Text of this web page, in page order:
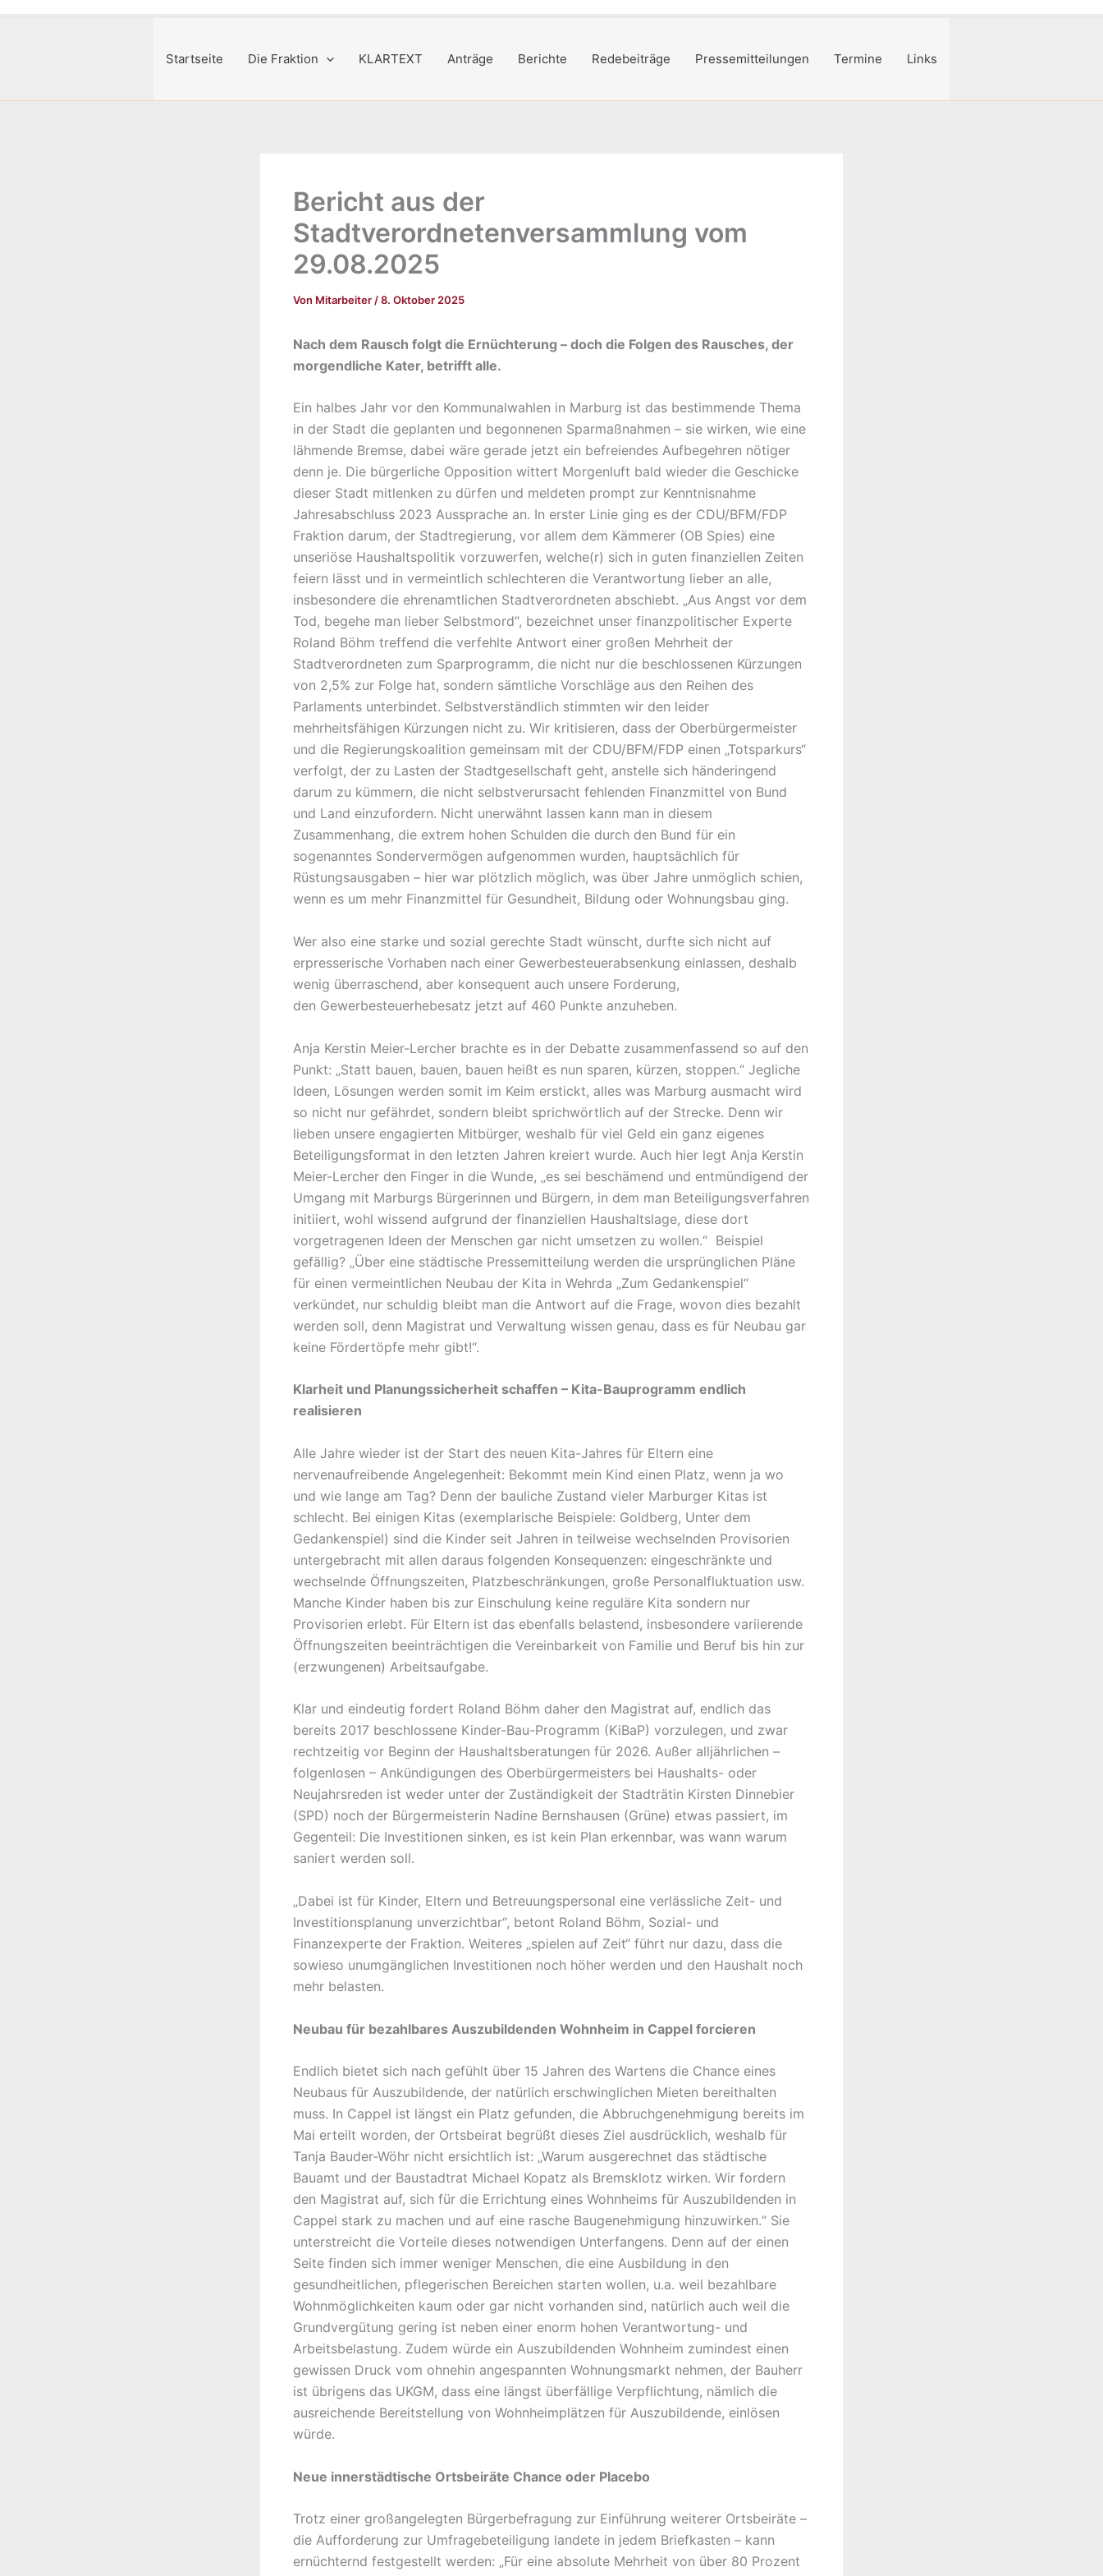
Startseite Die Fraktion KLARTEXT Anträge Berichte Redebeiträge Pressemitteilungen Termine Links
Bericht aus der
Stadtverordnetenversammlung vom
29.08.2025
Von Mitarbeiter /8. Oktober 2025
Nach dem Rausch folgt die Ernüchterung – doch die Folgen des Rausches, der
morgendliche Kater, betrifft alle.
Ein halbes Jahr vor den Kommunalwahlen in Marburg ist das bestimmende Thema
in der Stadt die geplanten und begonnenen Sparmaßnahmen – sie wirken, wie eine
lähmende Bremse, dabei wäre gerade jetzt ein befreiendes Aufbegehren nötiger
denn je. Die bürgerliche Opposition wittert Morgenluft bald wieder die Geschicke
dieser Stadt mitlenken zu dürfen und meldeten prompt zur Kenntnisnahme
Jahresabschluss 2023 Aussprache an. In erster Linie ging es der CDU/BFM/FDP
Fraktion darum, der Stadtregierung, vor allem dem Kämmerer (OB Spies) eine
unseriöse Haushaltspolitik vorzuwerfen, welche(r) sich in guten finanziellen Zeiten
feiern lässt und in vermeintlich schlechteren die Verantwortung lieber an alle,
insbesondere die ehrenamtlichen Stadtverordneten abschiebt. „Aus Angst vor dem
Tod, begehe man lieber Selbstmord“, bezeichnet unser finanzpolitischer Experte
Roland Böhm treffend die verfehlte Antwort einer großen Mehrheit der
Stadtverordneten zum Sparprogramm, die nicht nur die beschlossenen Kürzungen
von 2,5% zur Folge hat, sondern sämtliche Vorschläge aus den Reihen des
Parlaments unterbindet. Selbstverständlich stimmten wir den leider
mehrheitsfähigen Kürzungen nicht zu. Wir kritisieren, dass der Oberbürgermeister
und die Regierungskoalition gemeinsam mit der CDU/BFM/FDP einen „Totsparkurs“
verfolgt, der zu Lasten der Stadtgesellschaft geht, anstelle sich händeringend
darum zu kümmern, die nicht selbstverursacht fehlenden Finanzmittel von Bund
und Land einzufordern. Nicht unerwähnt lassen kann man in diesem
Zusammenhang, die extrem hohen Schulden die durch den Bund für ein
sogenanntes Sondervermögen aufgenommen wurden, hauptsächlich für
Rüstungsausgaben – hier war plötzlich möglich, was über Jahre unmöglich schien,
wenn es um mehr Finanzmittel für Gesundheit, Bildung oder Wohnungsbau ging.
Wer also eine starke und sozial gerechte Stadt wünscht, durfte sich nicht auf
erpresserische Vorhaben nach einer Gewerbesteuerabsenkung einlassen, deshalb
wenig überraschend, aber konsequent auch unsere Forderung,
den Gewerbesteuerhebesatz jetzt auf 460 Punkte anzuheben.
Anja Kerstin Meier-Lercher brachte es in der Debatte zusammenfassend so auf den
Punkt: „Statt bauen, bauen, bauen heißt es nun sparen, kürzen, stoppen.“ Jegliche
Ideen, Lösungen werden somit im Keim erstickt, alles was Marburg ausmacht wird
so nicht nur gefährdet, sondern bleibt sprichwörtlich auf der Strecke. Denn wir
lieben unsere engagierten Mitbürger, weshalb für viel Geld ein ganz eigenes
Beteiligungsformat in den letzten Jahren kreiert wurde. Auch hier legt Anja Kerstin
Meier-Lercher den Finger in die Wunde, „es sei beschämend und entmündigend der
Umgang mit Marburgs Bürgerinnen und Bürgern, in dem man Beteiligungsverfahren
initiiert, wohl wissend aufgrund der finanziellen Haushaltslage, diese dort
vorgetragenen Ideen der Menschen gar nicht umsetzen zu wollen.“ Beispiel
gefällig? „Über eine städtische Pressemitteilung werden die ursprünglichen Pläne
für einen vermeintlichen Neubau der Kita in Wehrda „Zum Gedankenspiel“
verkündet, nur schuldig bleibt man die Antwort auf die Frage, wovon dies bezahlt
werden soll, denn Magistrat und Verwaltung wissen genau, dass es für Neubau gar
keine Fördertöpfe mehr gibt!“.
Klarheit und Planungssicherheit schaffen – Kita-Bauprogramm endlich
realisieren
Alle Jahre wieder ist der Start des neuen Kita-Jahres für Eltern eine
nervenaufreibende Angelegenheit: Bekommt mein Kind einen Platz, wenn ja wo
und wie lange am Tag? Denn der bauliche Zustand vieler Marburger Kitas ist
schlecht. Bei einigen Kitas (exemplarische Beispiele: Goldberg, Unter dem
Gedankenspiel) sind die Kinder seit Jahren in teilweise wechselnden Provisorien
untergebracht mit allen daraus folgenden Konsequenzen: eingeschränkte und
wechselnde Öffnungszeiten, Platzbeschränkungen, große Personalfluktuation usw.
Manche Kinder haben bis zur Einschulung keine reguläre Kita sondern nur
Provisorien erlebt. Für Eltern ist das ebenfalls belastend, insbesondere variierende
Öffnungszeiten beeinträchtigen die Vereinbarkeit von Familie und Beruf bis hin zur
(erzwungenen) Arbeitsaufgabe.
Klar und eindeutig fordert Roland Böhm daher den Magistrat auf, endlich das
bereits 2017 beschlossene Kinder-Bau-Programm (KiBaP) vorzulegen, und zwar
rechtzeitig vor Beginn der Haushaltsberatungen für 2026. Außer alljährlichen –
folgenlosen – Ankündigungen des Oberbürgermeisters bei Haushalts- oder
Neujahrsreden ist weder unter der Zuständigkeit der Stadträtin Kirsten Dinnebier
(SPD) noch der Bürgermeisterin Nadine Bernshausen (Grüne) etwas passiert, im
Gegenteil: Die Investitionen sinken, es ist kein Plan erkennbar, was wann warum
saniert werden soll.
„Dabei ist für Kinder, Eltern und Betreuungspersonal eine verlässliche Zeit- und
Investitionsplanung unverzichtbar“, betont Roland Böhm, Sozial- und
Finanzexperte der Fraktion. Weiteres „spielen auf Zeit“ führt nur dazu, dass die
sowieso unumgänglichen Investitionen noch höher werden und den Haushalt noch
mehr belasten.
Neubau für bezahlbares Auszubildenden Wohnheim in Cappel forcieren
Endlich bietet sich nach gefühlt über 15 Jahren des Wartens die Chance eines
Neubaus für Auszubildende, der natürlich erschwinglichen Mieten bereithalten
muss. In Cappel ist längst ein Platz gefunden, die Abbruchgenehmigung bereits im
Mai erteilt worden, der Ortsbeirat begrüßt dieses Ziel ausdrücklich, weshalb für
Tanja Bauder-Wöhr nicht ersichtlich ist: „Warum ausgerechnet das städtische
Bauamt und der Baustadtrat Michael Kopatz als Bremsklotz wirken. Wir fordern
den Magistrat auf, sich für die Errichtung eines Wohnheims für Auszubildenden in
Cappel stark zu machen und auf eine rasche Baugenehmigung hinzuwirken.“ Sie
unterstreicht die Vorteile dieses notwendigen Unterfangens. Denn auf der einen
Seite finden sich immer weniger Menschen, die eine Ausbildung in den
gesundheitlichen, pflegerischen Bereichen starten wollen, u.a. weil bezahlbare
Wohnmöglichkeiten kaum oder gar nicht vorhanden sind, natürlich auch weil die
Grundvergütung gering ist neben einer enorm hohen Verantwortung- und
Arbeitsbelastung. Zudem würde ein Auszubildenden Wohnheim zumindest einen
gewissen Druck vom ohnehin angespannten Wohnungsmarkt nehmen, der Bauherr
ist übrigens das UKGM, dass eine längst überfällige Verpflichtung, nämlich die
ausreichende Bereitstellung von Wohnheimplätzen für Auszubildende, einlösen
würde.
Neue innerstädtische Ortsbeiräte Chance oder Placebo
Trotz einer großangelegten Bürgerbefragung zur Einführung weiterer Ortsbeiräte –
die Aufforderung zur Umfragebeteiligung landete in jedem Briefkasten – kann
ernüchternd festgestellt werden: „Für eine absolute Mehrheit von über 80 Prozent